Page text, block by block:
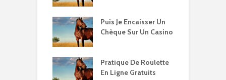
Puis Je Encaisser Un
Chèque Sur Un Casino
Pratique De Roulette
En Ligne Gratuits